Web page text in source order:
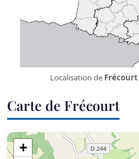
Localisation de Frécourt
Carte de Frécourt
+